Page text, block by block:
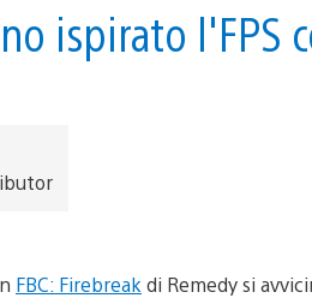
ispirato l'FPS
FBC: Firebreak di Remedy si